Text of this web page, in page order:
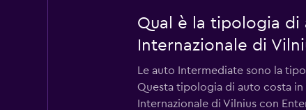
Qual è la tipologia di
Internazionale di
Le auto Intermediate sono la
Questa tipologia di auto costa
Internazionale di Vilnius con